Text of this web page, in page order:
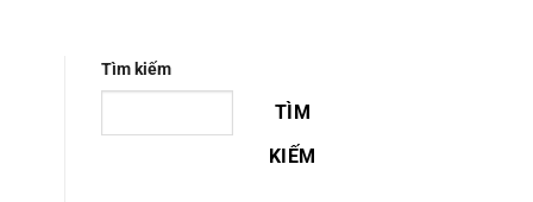
Tìm kiếm
TÌM
KIẾM